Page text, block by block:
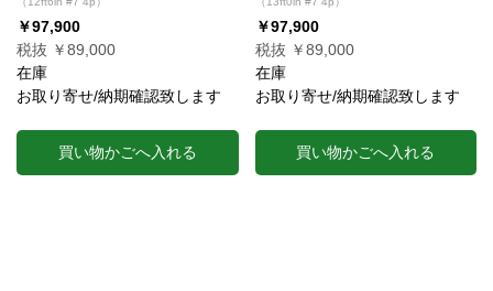
￥97,900
税抜 ￥89,000
在庫
お取り寄せ/納期確認致します
買い物かごへ入れる
￥97,900
税抜 ￥89,000
在庫
お取り寄せ/納期確認致します
買い物かごへ入れる